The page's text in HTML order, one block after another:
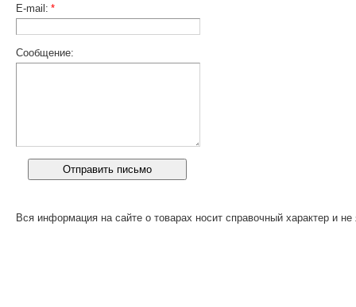
E-mail: *
Сообщение:
Вся информация на сайте о товарах носит справочный характер и